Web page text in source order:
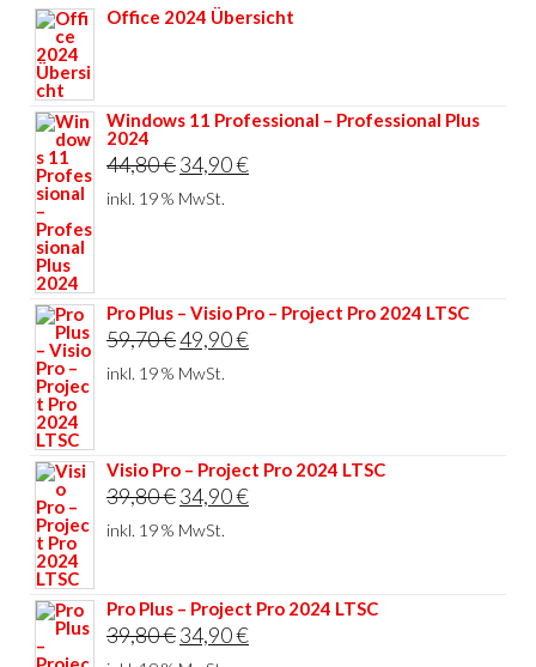
Office 2024 Übersicht
Windows 11 Professional – Professional Plus
2024
44,80€Ursprünglicher
Preis
34,90€Aktueller
inkl. 19 % MwSt.
Pro Plus – Visio Pro – Project Pro 2024 LTSC
59,70€Ursprünglicher
Preis
49,90€Aktueller
inkl. 19 % MwSt.
Visio Pro – Project Pro 2024 LTSC
39,80€Ursprünglicher
Preis
34,90€Aktueller
inkl. 19 % MwSt.
Pro Plus – Project Pro 2024 LTSC
39,80€Ursprünglicher
34,90€Aktueller